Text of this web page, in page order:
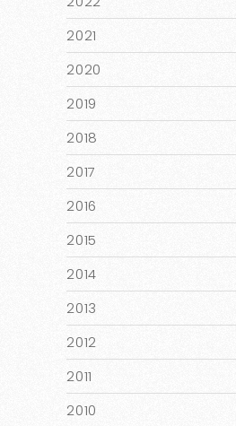
2021
2020
2019
2018
2017
2016
2015
2014
2013
2012
2011
2010